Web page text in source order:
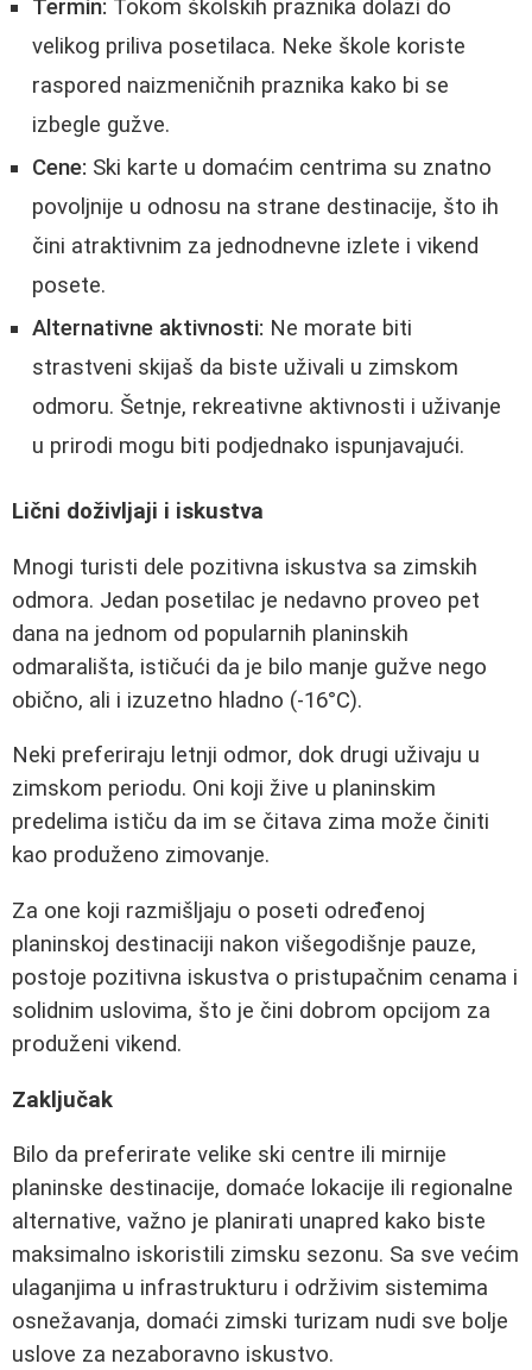
Termin: Tokom školskih praznika dolazi do
velikog priliva posetilaca. Neke škole koriste
raspored naizmeničnih praznika kako bi se
izbegle gužve.
Cene: Ski karte u domaćim centrima su znatno
povoljnije u odnosu na strane destinacije, što ih
čini atraktivnim za jednodnevne izlete i vikend
posete.
Alternativne aktivnosti: Ne morate biti
strastveni skijaš da biste uživali u zimskom
odmoru. Šetnje, rekreativne aktivnosti i uživanje
u prirodi mogu biti podjednako ispunjavajući.
Lični doživljaji i iskustva
Mnogi turisti dele pozitivna iskustva sa zimskih
odmora. Jedan posetilac je nedavno proveo pet
dana na jednom od popularnih planinskih
odmarališta, ističući da je bilo manje gužve nego
obično, ali i izuzetno hladno (-16°C).
Neki preferiraju letnji odmor, dok drugi uživaju u
zimskom periodu. Oni koji žive u planinskim
predelima ističu da im se čitava zima može činiti
kao produženo zimovanje.
Za one koji razmišljaju o poseti određenoj
planinskoj destinaciji nakon višegodišnje pauze,
postoje pozitivna iskustva o pristupačnim cenama i
solidnim uslovima, što je čini dobrom opcijom za
produženi vikend.
Zaključak
Bilo da preferirate velike ski centre ili mirnije
planinske destinacije, domaće lokacije ili regionalne
alternative, važno je planirati unapred kako biste
maksimalno iskoristili zimsku sezonu. Sa sve većim
ulaganjima u infrastrukturu i održivim sistemima
osnežavanja, domaći zimski turizam nudi sve bolje
uslove za nezaboravno iskustvo.